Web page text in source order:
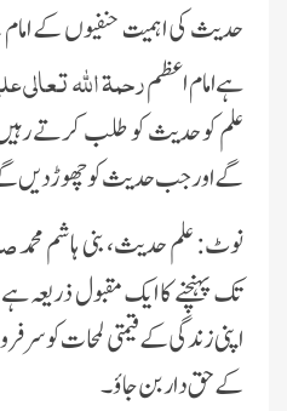
حدیث کی اہمیت حنفیوں کے
ہے امام اعظمرحمۃ اللہ تعالی
علم کو حدیث کو طلب کرتے رہیں
گے اور جب حدیث کو چھوڑ دیں گے
نوٹ: علم حدیث، بنی ہاشم محمد
تک پہنچنے کا ایک مقبول
اپنی زندگی کے قیمتی لمحات
کے حق دار بن جاؤ ۔